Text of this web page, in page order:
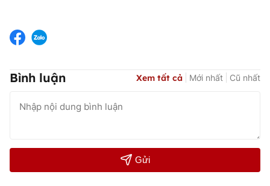
Bình luận Xem tất cả Mới nhất Cũ nhất
Gửi